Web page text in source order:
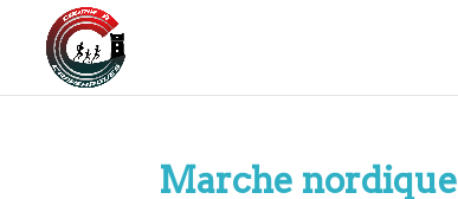
Marche nordique